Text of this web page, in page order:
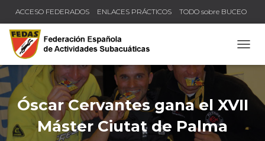
ACCESO FEDERADOS ENLACES PRÁCTICOS TODO sobre BUCEO
COMPRUEBA TU TÍTULO Y LICENCIA
Óscar Cervantes gana el XVII
Máster Ciutat de Palma